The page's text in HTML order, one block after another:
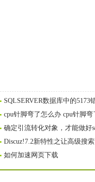
SQLSERVER数据库中的5173
cpu针脚弯了怎么办 cpu针脚
确定引流转化对象，才能做好
Discuz!7.2新特性之让高级搜
如何加速网页下载